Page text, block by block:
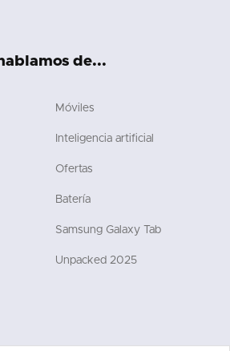
de...
Móviles
Inteligencia artificial
Ofertas
Batería
Samsung Galaxy Tab
Unpacked 2025